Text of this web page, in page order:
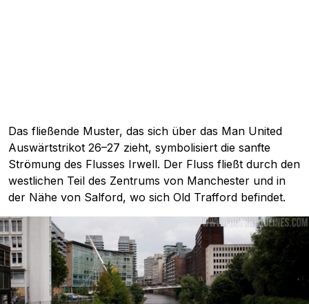
Das fließende Muster, das sich über das Man United
Auswärtstrikot 26–27 zieht, symbolisiert die sanfte
Strömung des Flusses Irwell. Der Fluss fließt durch den
westlichen Teil des Zentrums von Manchester und in
der Nähe von Salford, wo sich Old Trafford befindet.